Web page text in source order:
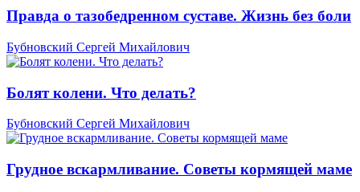
Правда о тазобедренном суставе. Жизнь без боли
Бубновский Сергей Михайлович
Болят колени. Что делать?
Бубновский Сергей Михайлович
Грудное вскармливание. Советы кормящей маме